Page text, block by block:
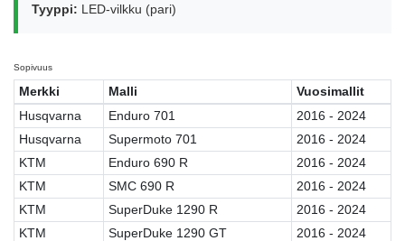
Tyyppi: LED-vilkku (pari)
Sopivuus
Merkki Malli
Vuosimallit
Husqvarna
Enduro 701
2016 - 2024
Husqvarna
Supermoto 701
2016 - 2024
KTM
Enduro 690 R
2016 - 2024
KTM
SMC 690 R
2016 - 2024
KTM
SuperDuke 1290 R
2016 - 2024
KTM
SuperDuke 1290 GT
2016 - 2024